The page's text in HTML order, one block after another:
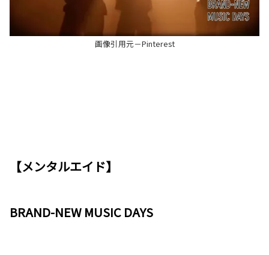
画像引用元－Pinterest
【メンタルエイド】
BRAND-NEW MUSIC DAYS